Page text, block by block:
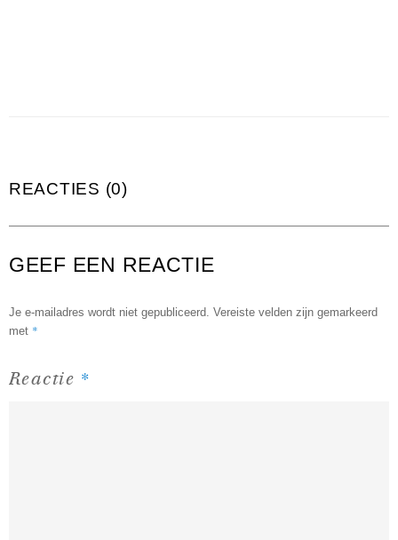
REACTIES (0)
GEEF EEN REACTIE
Je e-mailadres wordt niet gepubliceerd. Vereiste velden zijn gemarkeerd
met *
Reactie *